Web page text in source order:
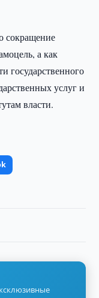
сокращение
а как
государственного
услуг и
власти.